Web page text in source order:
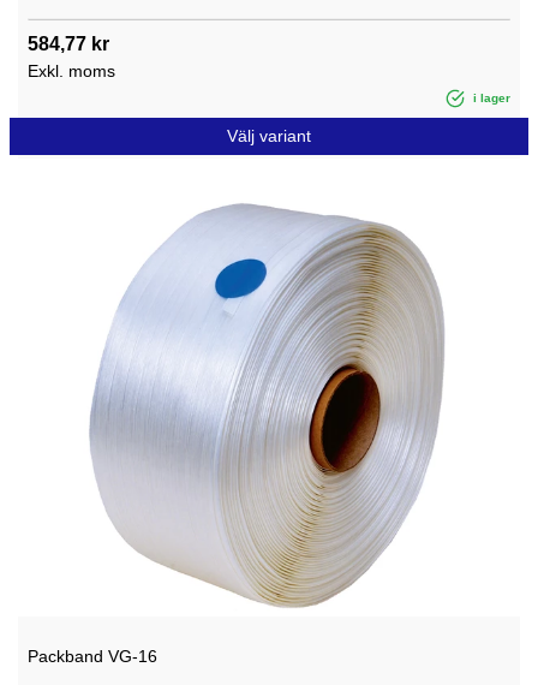
584,77 kr
Exkl. moms
i lager
Välj variant
Packband VG-16